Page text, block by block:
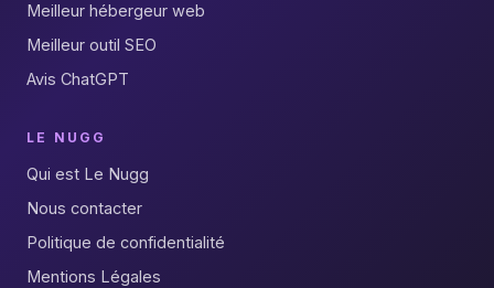
Meilleur hébergeur web
Meilleur outil SEO
Avis ChatGPT
LE NUGG
Qui est Le Nugg
Nous contacter
Politique de confidentialité
Mentions Légales